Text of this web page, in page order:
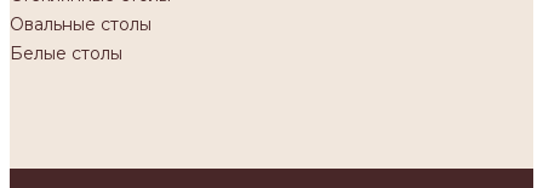
Овальные столы
Белые столы